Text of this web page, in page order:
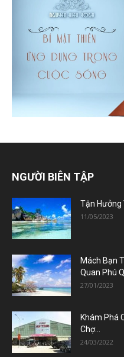
NGƯỜI BIÊN TẬP
Tận Hưởng
11/05/2023
Mách Bạn
Quan Phú
27/01/2023
Khám Phá
Chợ...
24/03/2022